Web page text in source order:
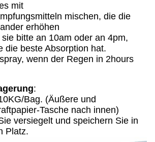
mit
mischen, die die
erhöhen
bitte an 10am oder an 4pm,
die beste Absorption hat.
wenn der Regen in 2hours
:
Bag. (Äußere und
Tasche nach innen)
versiegelt und speichern Sie in
Platz.